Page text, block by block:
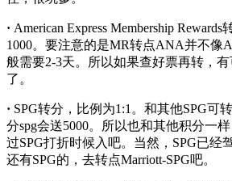
· American Express Membership Rewards
1000。要注意的是MR转点ANA并不像
般需要2-3天。所以如果查好票再转，
了。
· SPG转分，比例为1:1。和其他SPG可
分spg会送5000。所以也和其他积分一
过SPG打折时候入吧。当然，SPG已经
还有SPG的，去转点Marriott-SPG吧。